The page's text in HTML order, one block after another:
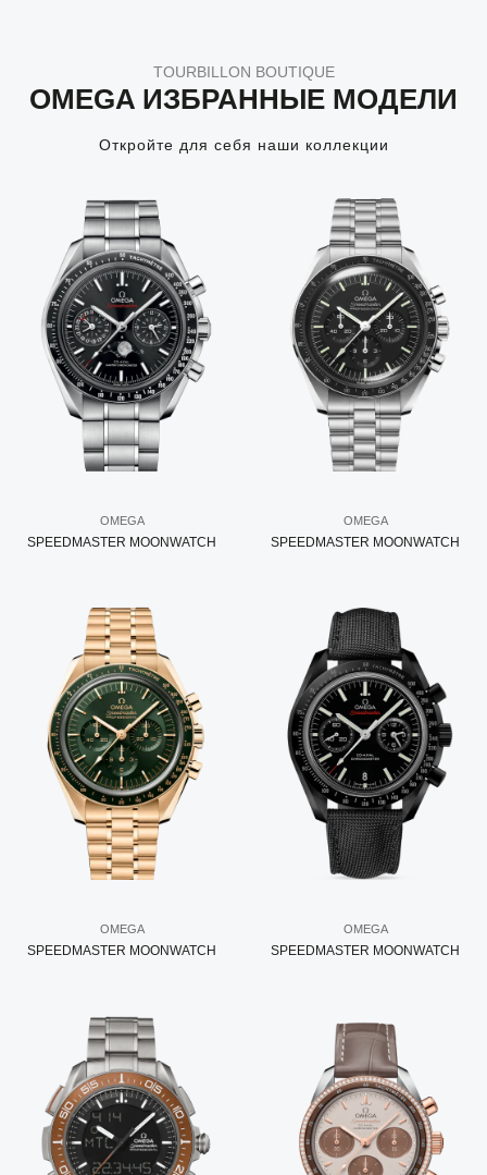
TOURBILLON BOUTIQUE
OMEGA ИЗБРАННЫЕ МОДЕЛИ
Откройте для себя наши коллекции
OMEGA
SPEEDMASTER MOONWATCH
OMEGA
SPEEDMASTER MOONWATCH
OMEGA
SPEEDMASTER MOONWATCH
OMEGA
SPEEDMASTER MOONWATCH